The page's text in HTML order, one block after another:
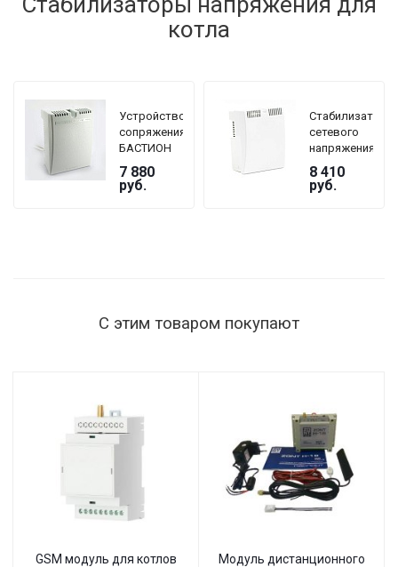
котла
Устройство
сопряжения
БАСТИОН
TEPLOCOM
GF
7 880
руб.
Стабилизатор
сетевого
напряжения
TEPLOCOM
БАСТИОН
ST-1515
8 410
руб.
С этим товаром покупают
GSM модуль для котлов
Модуль дистанционного